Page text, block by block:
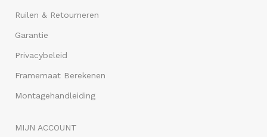
Ruilen & Retourneren
Garantie
Privacybeleid
Framemaat Berekenen
Montagehandleiding
MIJN ACCOUNT